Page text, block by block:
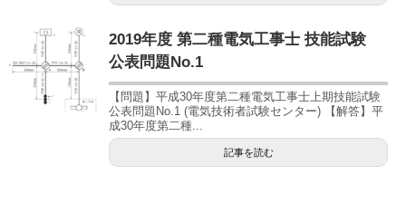
2019年度 第二種電気工事士 技能試験
公表問題No.1
【問題】平成30年度第二種電気工事士上期技能試験
公表問題No.1 (電気技術者試験センター) 【解答】平
成30年度第二種...
記事を読む